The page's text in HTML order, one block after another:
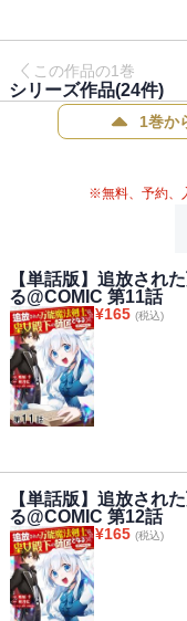
騎士団【パーティ】から
女・フィリアの家庭教
自分に憧れて生きてき
唯一信用できる侍女・
り、ソロンはクラリス
そこでフィリアが隠し
この作品の1巻
シリーズ作品(24件)
1巻か
※無料、予約、
【単話版】追放され
る@COMIC 第11話
¥165 (税込)
【単話版】追放され
る@COMIC 第12話
¥165 (税込)